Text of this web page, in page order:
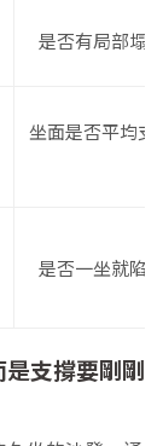
是否有局部塌
坐面是否平均支
是否一坐就陷
支撐要剛剛